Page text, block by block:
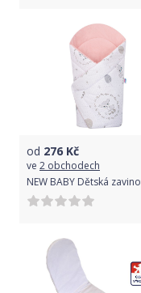
od 276 Kč
ve 2 obchodech